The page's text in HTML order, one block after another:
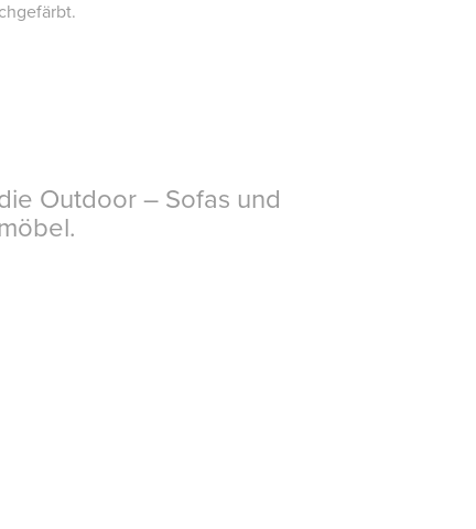
Outdoor – Sofas und